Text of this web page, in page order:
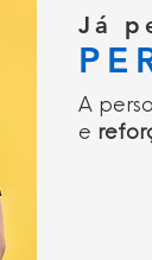
Já
A
e